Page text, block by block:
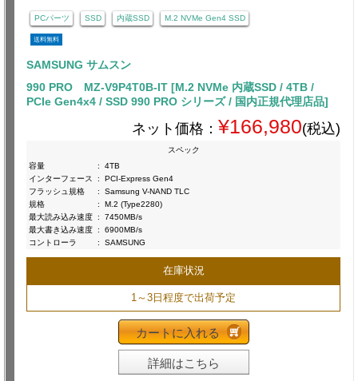
PCパーツ SSD 内蔵SSD M.2 NVMe Gen4 SSD
送料無料
SAMSUNG サムスン
990 PRO MZ-V9P4T0B-IT [M.2 NVMe 内蔵SSD / 4TB /
PCIe Gen4x4 / SSD 990 PRO シリーズ / 国内正規代理店品]
ネット価格： ¥166,980(税込)
スペック
容量
:
4TB
インターフェース
:
PCI-Express Gen4
フラッシュ規格
:
Samsung V-NAND TLC
規格
:
M.2 (Type2280)
最大読み込み速度 :
7450MB/s
最大書き込み速度 :
6900MB/s
コントローラ
: SAMSUNG
在庫状況
1～3日程度で出荷予定
カートに入れる
詳細はこちら